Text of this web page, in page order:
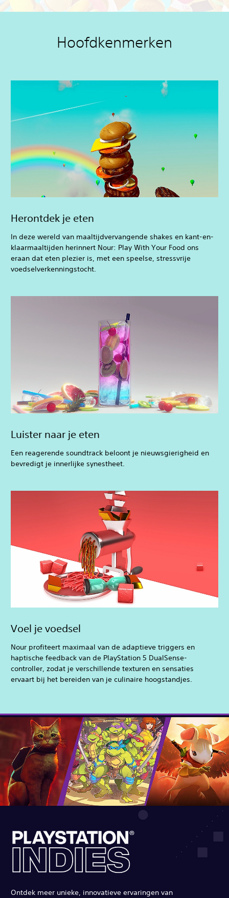
Hoofdkenmerken
Herontdek je eten
In deze wereld van maaltijdvervangende shakes en kant-en-
klaarmaaltijden herinnert Nour: Play With Your Food ons
eraan dat eten plezier is, met een speelse, stressvrije
voedselverkenningstocht.
Luister naar je eten
Een reagerende soundtrack beloont je nieuwsgierigheid en
bevredigt je innerlijke synestheet.
Voel je voedsel
Nour profiteert maximaal van de adaptieve triggers en
haptische feedback van de PlayStation 5 DualSense-
controller, zodat je verschillende texturen en sensaties
ervaart bij het bereiden van je culinaire hoogstandjes.
Ontdek meer unieke, innovatieve ervaringen van